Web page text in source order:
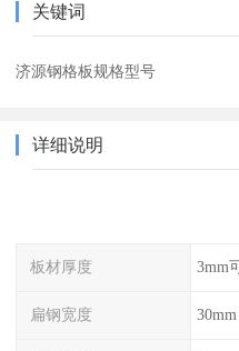
关键词
济源钢格板规格型号
详细说明
板材厚度 3mm
扁钢宽度